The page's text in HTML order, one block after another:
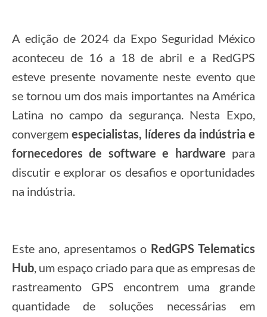
A edição de 2024 da Expo Seguridad México
aconteceu de 16 a 18 de abril e a RedGPS
esteve presente novamente neste evento que
se tornou um dos mais importantes na América
Latina no campo da segurança. Nesta Expo,
convergem especialistas, líderes da indústria e
fornecedores de software e hardware para
discutir e explorar os desafios e oportunidades
na indústria.
Este ano, apresentamos o RedGPS Telematics
Hub, um espaço criado para que as empresas de
rastreamento GPS encontrem uma grande
quantidade de soluções necessárias em